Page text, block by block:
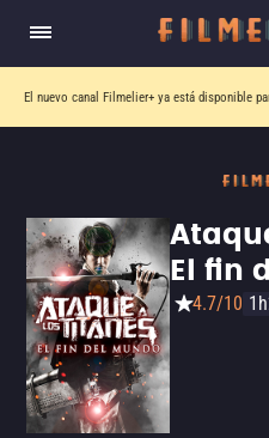
El nuevo canal Filmelier+ ya está disponible
El fin
4.7/10